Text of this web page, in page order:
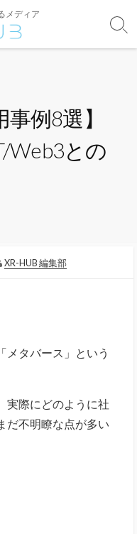
メディア
例8選】
Web3との
XR-HUB 編集部
メタバース」という
実際にどのように社
だ不明瞭な点が多い